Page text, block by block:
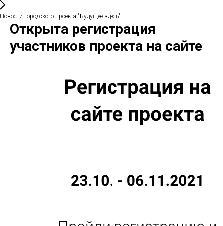
Новости городского проекта "Будущее здесь"
Открыта регистрация
участников проекта на сайте